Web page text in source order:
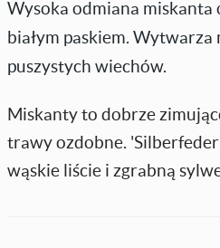
Wysoka odmiana miskanta
białym paskiem.
puszystych wiechów.
Miskanty to dobrze
trawy ozdobne.
wąskie liście i zgrabną